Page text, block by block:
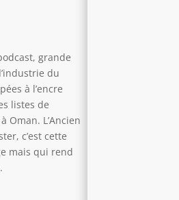
grande
du
à l’encre
listes de
Oman. L’Ancien
c’est cette
mais qui rend